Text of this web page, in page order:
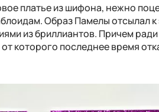
платье из шифона, нежно
Образ Памелы отсылал к
из бриллиантов. Причем
которого последнее время